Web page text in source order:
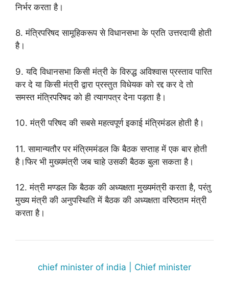
निर्भर करता है।
8. मंत्रिपरिषद सामूहिकरूप से विधानसभा के प्रति उत्तरदायी होती
है।
9. यदि विधानसभा किसी मंत्री के विरुद्ध अविश्वास प्रस्ताव पारित
कर दे या किसी मंत्री द्वारा प्रस्तुत विधेयक को रद्द कर दे तो
समस्त मंत्रिपरिषद को ही त्यागपत्र देना पड़ता है।
10. मंत्री परिषद की सबसे महत्वपूर्ण इकाई मंत्रिमंडल होती है।
11. सामान्यतौर पर मंत्रिममंडल कि बैठक सप्ताह में एक बार होती
है।फिर भी मुख्यमंत्री जब चाहे उसकी बैठक बुला सकता है।
12. मंत्री मण्डल कि बैठक की अध्यक्षता मुख्यमंत्री करता है, परंतु
मुख्य मंत्री की अनुपस्थिति में बैठक की अध्यक्षता वरिष्ठतम मंत्री
करता है।
chief minister of india | Chief minister